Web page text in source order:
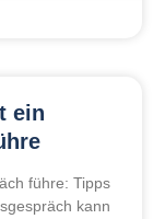
ein
führe: Tipps
kann